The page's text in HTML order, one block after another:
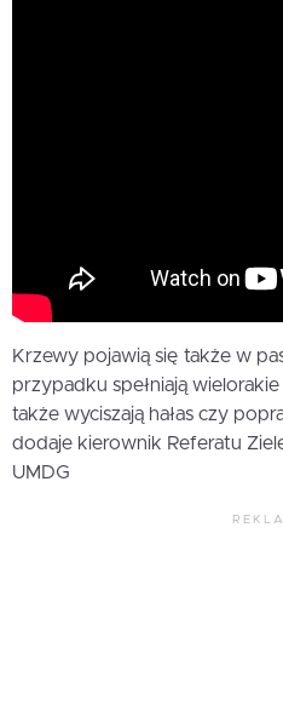
Krzewy pojawią się także w
przypadku spełniają
także wyciszają hałas czy
dodaje kierownik Referatu
UMDG